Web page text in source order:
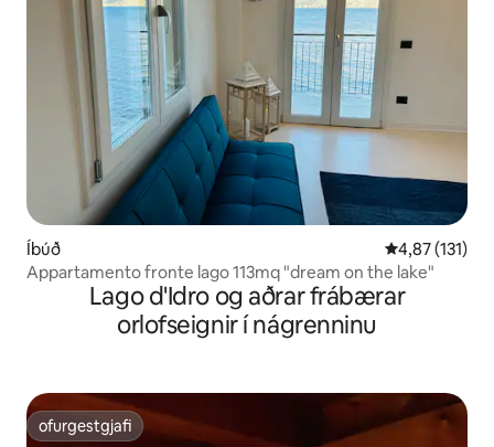
Íbúð 4,87 af 5 í
4,87 (131)
Appartamento fronte lago 113mq "dream on the lake"
Lago d'Idro og aðrar frábærar
orlofseignir í nágrenninu
ofurgestgjafi
ofurgestgjafi